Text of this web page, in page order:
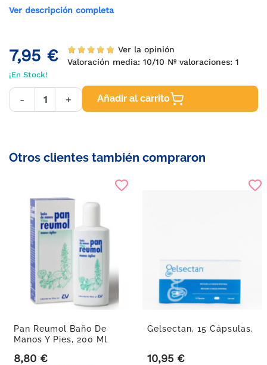
Ver descripción completa
7,95 €
Ver la opinión
Valoración media:10/10 Nº valoraciones:1
¡En Stock!
- + Añadir al carrito
Otros clientes también compraron
Pan Reumol Baño De
Manos Y Pies, 200 Ml
Precio
8,80 €
Gelsectan, 15 Cápsulas.
Precio
10,95 €